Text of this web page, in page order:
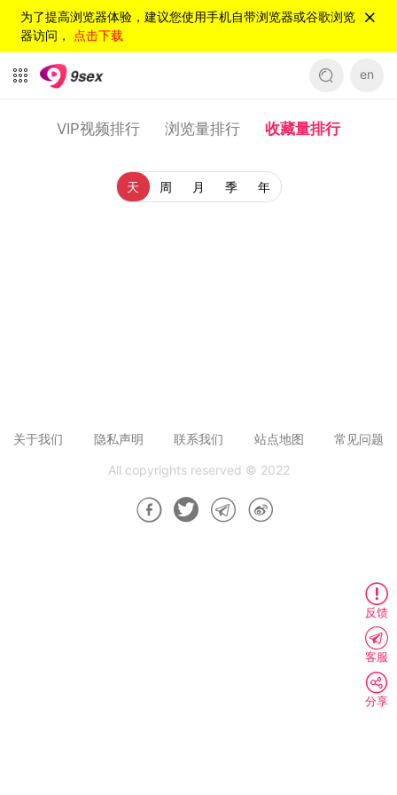
为了提高浏览器体验，建议您使用手机自带浏览器或谷歌浏览
器访问， 点击下载
en
VIP视频排行 浏览量排行 收藏量排行
天 周 月 季 年
反馈
客服
分享
关于我们 隐私声明 联系我们 站点地图 常见问题
All copyrights reserved © 2022